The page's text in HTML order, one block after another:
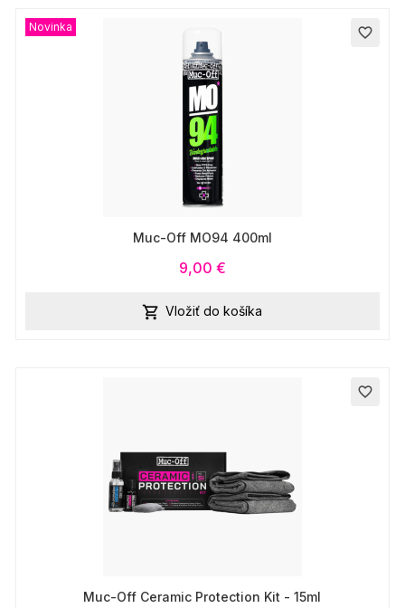
favorite_border
Novinka
Muc-Off MO94 400ml
9,00 €
 Vložiť do košíka
favorite_border
Muc-Off Ceramic Protection Kit - 15ml